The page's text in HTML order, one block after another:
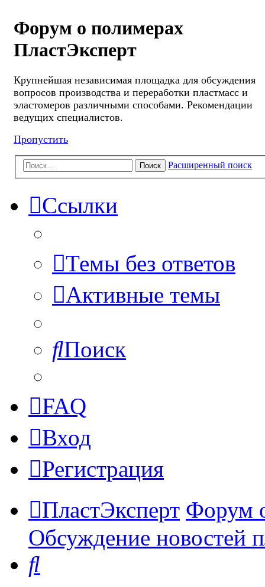
Форум о полимерах
ПластЭксперт
Крупнейшая независимая площадка для обсуждения
вопросов производства и переработки пластмасс и
эластомеров различными способами. Рекомендации
ведущих специалистов.
Пропустить
Поиск Расширенный поиск
Ссылки
Темы без ответов
Активные темы
Поиск
FAQ
Вход
Регистрация
ПластЭксперт Форум
Обсуждение новостей